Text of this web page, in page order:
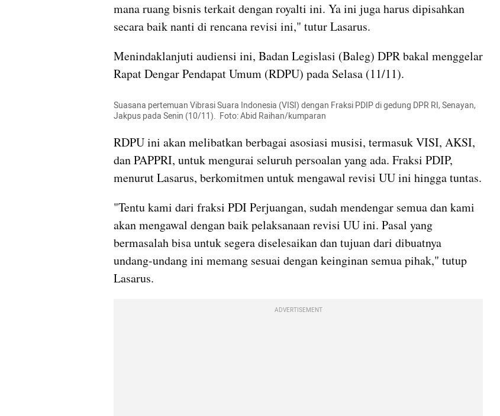
mana ruang bisnis terkait dengan royalti ini. Ya ini juga harus dipisahkan
secara baik nanti di rencana revisi ini," tutur Lasarus.
Menindaklanjuti audiensi ini, Badan Legislasi (Baleg) DPR bakal menggelar
Rapat Dengar Pendapat Umum (RDPU) pada Selasa (11/11).
Suasana pertemuan Vibrasi Suara Indonesia (VISI) dengan Fraksi PDIP di gedung DPR RI, Senayan,
Jakpus pada Senin (10/11).  Foto: Abid Raihan/kumparan
RDPU ini akan melibatkan berbagai asosiasi musisi, termasuk VISI, AKSI,
dan PAPPRI, untuk mengurai seluruh persoalan yang ada. Fraksi PDIP,
menurut Lasarus, berkomitmen untuk mengawal revisi UU ini hingga tuntas.
"Tentu kami dari fraksi PDI Perjuangan, sudah mendengar semua dan kami
akan mengawal dengan baik pelaksanaan revisi UU ini. Pasal yang
bermasalah bisa untuk segera diselesaikan dan tujuan dari dibuatnya
undang-undang ini memang sesuai dengan keinginan semua pihak," tutup
Lasarus.
ADVERTISEMENT